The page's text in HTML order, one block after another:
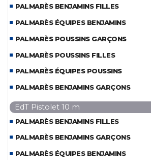
PALMARÈS BENJAMINS FILLES
PALMARÈS ÉQUIPES BENJAMINS
PALMARÈS POUSSINS GARÇONS
PALMARÈS POUSSINS FILLES
PALMARÈS ÉQUIPES POUSSINS
PALMARÈS BENJAMINS GARÇONS
EdT Pistolet 10 m
PALMARÈS BENJAMINS FILLES
PALMARÈS BENJAMINS GARÇONS
PALMARÈS ÉQUIPES BENJAMINS